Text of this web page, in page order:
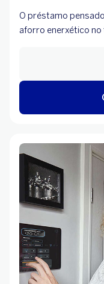
O préstamo
aforro enerxético no